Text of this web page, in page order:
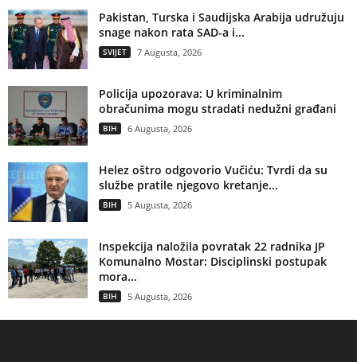
Pakistan, Turska i Saudijska Arabija udružuju
snage nakon rata SAD-a i...
SVIJET 7 Augusta, 2026
Policija upozorava: U kriminalnim
obračunima mogu stradati nedužni građani
BIH 6 Augusta, 2026
Helez oštro odgovorio Vučiću: Tvrdi da su
službe pratile njegovo kretanje...
BIH 5 Augusta, 2026
Inspekcija naložila povratak 22 radnika JP
Komunalno Mostar: Disciplinski postupak
mora...
BIH 5 Augusta, 2026